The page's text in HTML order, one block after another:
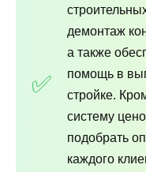
демонтаж
а также
помощь в
стройке.
систему
подобрать
каждого